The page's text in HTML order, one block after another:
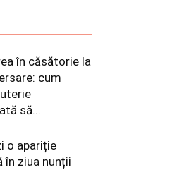
în căsătorie la
cum
să...
o apariție
ziua nunții